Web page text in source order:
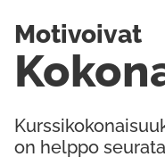
on helppo
Motivoivat